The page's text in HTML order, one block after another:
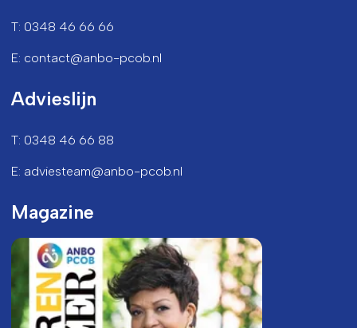
T: 0348 46 66 66
E: contact@anbo-pcob.nl
Advieslijn
T: 0348 46 66 88
E: adviesteam@anbo-pcob.nl
Magazine